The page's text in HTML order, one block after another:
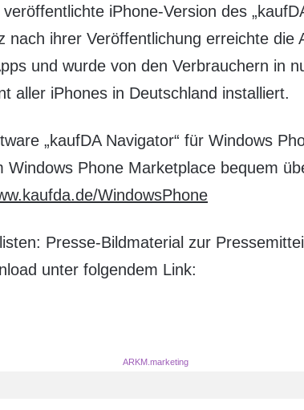
iPhone-Version des
nach ihrer Veröffentlichung erreichte die
und wurde von den Verbrauchern in
aller iPhones in Deutschland installiert.
„kaufDA Navigator“ für Windows
Windows Phone Marketplace bequem
WindowsPhone
Presse-Bildmaterial zur
unter folgendem Link:
ARKM.marketing